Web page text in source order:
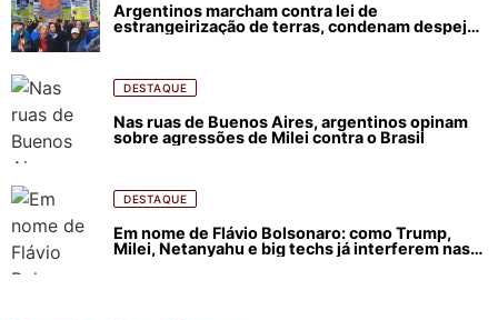
Argentinos marcham contra lei de
estrangeirização de terras, condenam despejos
DESTAQUE
Nas ruas de Buenos Aires, argentinos opinam
sobre agressões de Milei contra o Brasil
DESTAQUE
Em nome de Flávio Bolsonaro: como Trump,
Milei, Netanyahu e big techs já interferem nas